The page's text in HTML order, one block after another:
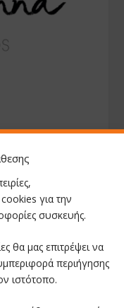
για την
συσκευής.
θα μας επιτρέψει να
περιήγησης
ιστότοπο.